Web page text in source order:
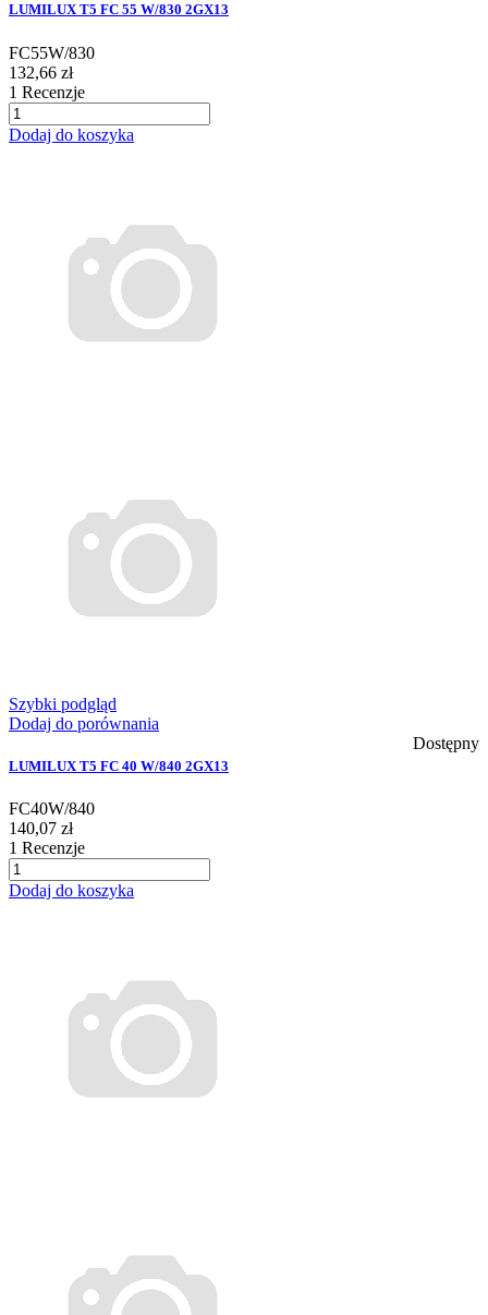
LUMILUX T5 FC 55 W/830 2GX13
FC55W/830
132,66 zł
1 Recenzje
Dodaj do koszyka
Szybki podgląd
Dodaj do porównania
Dostępny
LUMILUX T5 FC 40 W/840 2GX13
FC40W/840
140,07 zł
1 Recenzje
Dodaj do koszyka